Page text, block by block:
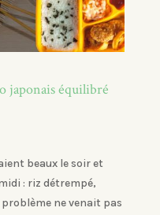
japonais équilibré
beaux le soir et
: riz détrempé,
ne venait pas